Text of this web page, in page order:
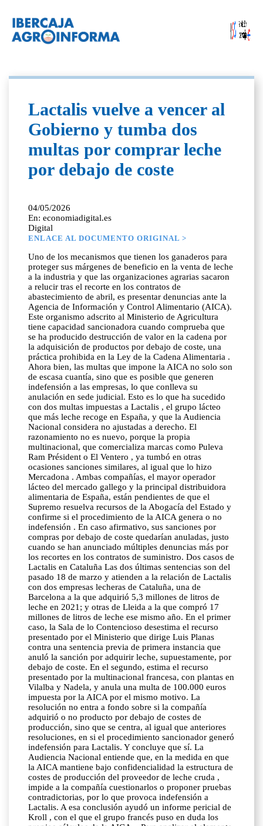
Lactalis vuelve a vencer al
Gobierno y tumba dos
multas por comprar leche
por debajo de coste
04/05/2026
En: economiadigital.es
Digital
ENLACE AL DOCUMENTO ORIGINAL >
Uno de los mecanismos que tienen los ganaderos para
proteger sus márgenes de beneficio en la venta de leche
a la industria y que las organizaciones agrarias sacaron
a relucir tras el recorte en los contratos de
abastecimiento de abril, es presentar denuncias ante la
Agencia de Información y Control Alimentario (AICA).
Este organismo adscrito al Ministerio de Agricultura
tiene capacidad sancionadora cuando comprueba que
se ha producido destrucción de valor en la cadena por
la adquisición de productos por debajo de coste, una
práctica prohibida en la Ley de la Cadena Alimentaria .
Ahora bien, las multas que impone la AICA no solo son
de escasa cuantía, sino que es posible que generen
indefensión a las empresas, lo que conlleva su
anulación en sede judicial. Esto es lo que ha sucedido
con dos multas impuestas a Lactalis , el grupo lácteo
que más leche recoge en España, y que la Audiencia
Nacional considera no ajustadas a derecho. El
razonamiento no es nuevo, porque la propia
multinacional, que comercializa marcas como Puleva
Ram Président o El Ventero , ya tumbó en otras
ocasiones sanciones similares, al igual que lo hizo
Mercadona . Ambas compañías, el mayor operador
lácteo del mercado gallego y la principal distribuidora
alimentaria de España, están pendientes de que el
Supremo resuelva recursos de la Abogacía del Estado y
confirme si el procedimiento de la AICA genera o no
indefensión . En caso afirmativo, sus sanciones por
compras por debajo de coste quedarían anuladas, justo
cuando se han anunciado múltiples denuncias más por
los recortes en los contratos de suministro. Dos casos de
Lactalis en Cataluña Las dos últimas sentencias son del
pasado 18 de marzo y atienden a la relación de Lactalis
con dos empresas lecheras de Cataluña, una de
Barcelona a la que adquirió 5,3 millones de litros de
leche en 2021; y otras de Lleida a la que compró 17
millones de litros de leche ese mismo año. En el primer
caso, la Sala de lo Contencioso desestima el recurso
presentado por el Ministerio que dirige Luis Planas
contra una sentencia previa de primera instancia que
anuló la sanción por adquirir leche, supuestamente, por
debajo de coste. En el segundo, estima el recurso
presentado por la multinacional francesa, con plantas en
Vilalba y Nadela, y anula una multa de 100.000 euros
impuesta por la AICA por el mismo motivo. La
resolución no entra a fondo sobre si la compañía
adquirió o no producto por debajo de costes de
producción, sino que se centra, al igual que anteriores
resoluciones, en si el procedimiento sancionador generó
indefensión para Lactalis. Y concluye que sí. La
Audiencia Nacional entiende que, en la medida en que
la AICA mantiene bajo confidencialidad la estructura de
costes de producción del proveedor de leche cruda ,
impide a la compañía cuestionarlos o proponer pruebas
contradictorias, por lo que provoca indefensión a
Lactalis. A esa conclusión ayudó un informe pericial de
Kroll , con el que el grupo francés puso en duda los